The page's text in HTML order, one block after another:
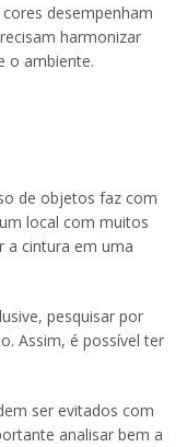
desempenham
harmonizar
o ambiente.
de objetos faz com
local com muitos
a cintura em uma
pesquisar por
Assim, é possível ter
ser evitados com
analisar bem a